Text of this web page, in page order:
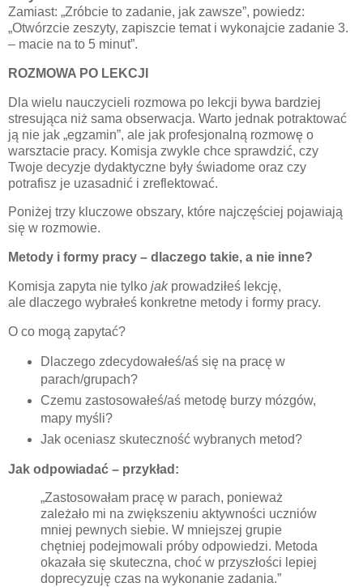
Zamiast: „Zróbcie to zadanie, jak zawsze”, powiedz:
„Otwórzcie zeszyty, zapiszcie temat i wykonajcie zadanie 3.
– macie na to 5 minut”.
ROZMOWA PO LEKCJI
Dla wielu nauczycieli rozmowa po lekcji bywa bardziej
stresująca niż sama obserwacja. Warto jednak potraktować
ją nie jak „egzamin”, ale jak profesjonalną rozmowę o
warsztacie pracy. Komisja zwykle chce sprawdzić, czy
Twoje decyzje dydaktyczne były świadome oraz czy
potrafisz je uzasadnić i zreflektować.
Poniżej trzy kluczowe obszary, które najczęściej pojawiają
się w rozmowie.
Metody i formy pracy – dlaczego takie, a nie inne?
Komisja zapyta nie tylko jakprowadziłeś lekcję,
ale dlaczego wybrałeś konkretne metody i formy pracy.
O co mogą zapytać?
Dlaczego zdecydowałeś/aś się na pracę w
parach/grupach?
Czemu zastosowałeś/aś metodę burzy mózgów,
mapy myśli?
Jak oceniasz skuteczność wybranych metod?
Jak odpowiadać – przykład:
„Zastosowałam pracę w parach, ponieważ
zależało mi na zwiększeniu aktywności uczniów
mniej pewnych siebie. W mniejszej grupie
chętniej podejmowali próby odpowiedzi. Metoda
okazała się skuteczna, choć w przyszłości lepiej
doprecyzuję czas na wykonanie zadania.”